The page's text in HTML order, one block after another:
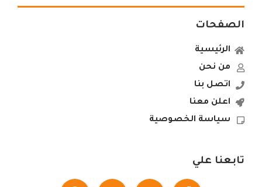
الصفحات
الرئيسية
من نحن
اتصل بنا
اعلن معنا
سياسة الخصوصية
تابعنا علي